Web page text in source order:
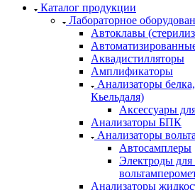
Каталог продукции
Лабораторное
Автоклавы
Аквадистилляторы
Амплификаторы
Анализаторы
Кьельдаля)
Аксессуары
Анализаторы БПК
Анализаторы
Автосамплеры
Электроды для
Анализаторы